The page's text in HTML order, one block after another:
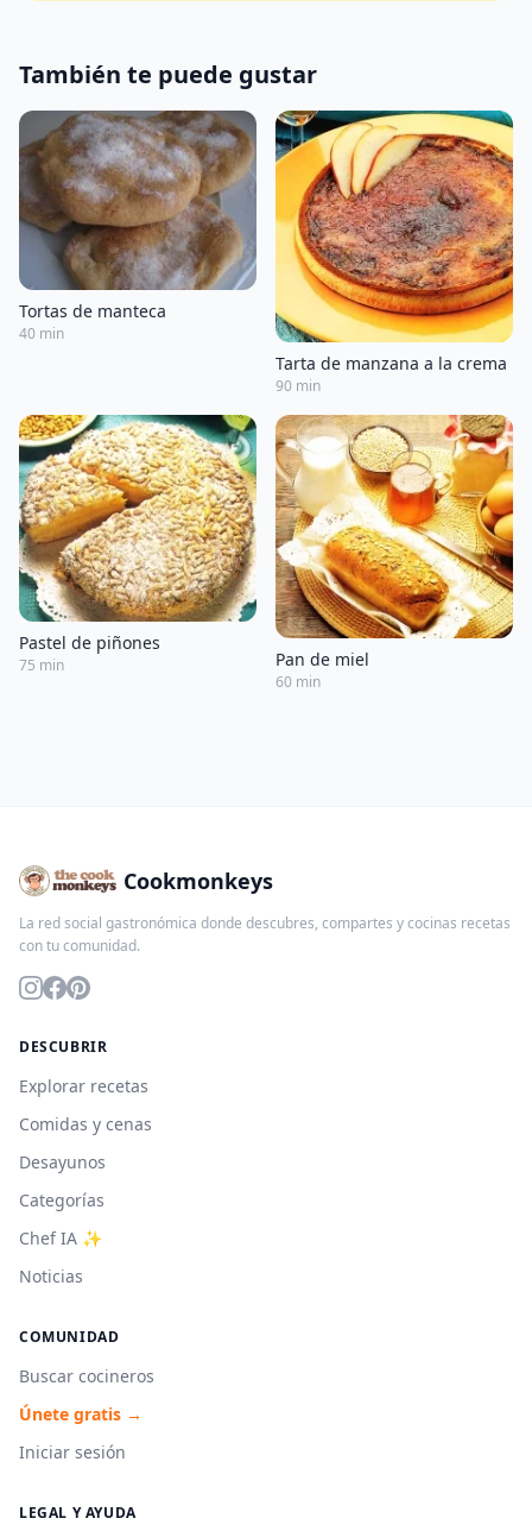
También te puede gustar
Tortas de manteca
40 min
Tarta de manzana a la crema
90 min
Pastel de piñones
75 min Pan de miel
60 min
Cookmonkeys
La red social gastronómica donde descubres, compartes y cocinas recetas
con tu comunidad.
DESCUBRIR
Explorar recetas
Comidas y cenas
Desayunos
Categorías
Chef IA ✨
Noticias
COMUNIDAD
Buscar cocineros
Únete gratis →
Iniciar sesión
LEGAL Y AYUDA